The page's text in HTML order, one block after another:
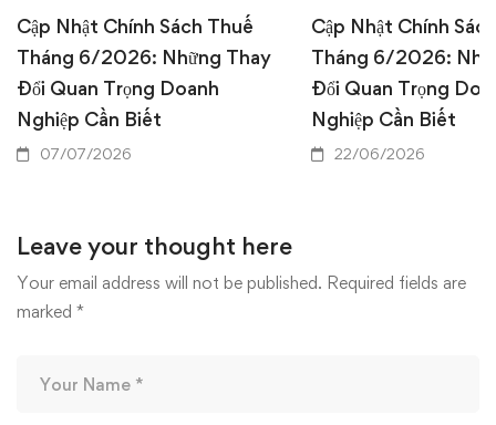
Cập Nhật Chính Sách Thuế
Tháng 6/2026: Những Thay
Đổi Quan Trọng Doanh
Nghiệp Cần Biết
07/07/2026
Cập Nhật Chính
Tháng 6/2026:
Đổi Quan Trọng
Nghiệp Cần Biết
22/06/2026
Leave your thought here
Your email address will not be published. Required fields are
marked *